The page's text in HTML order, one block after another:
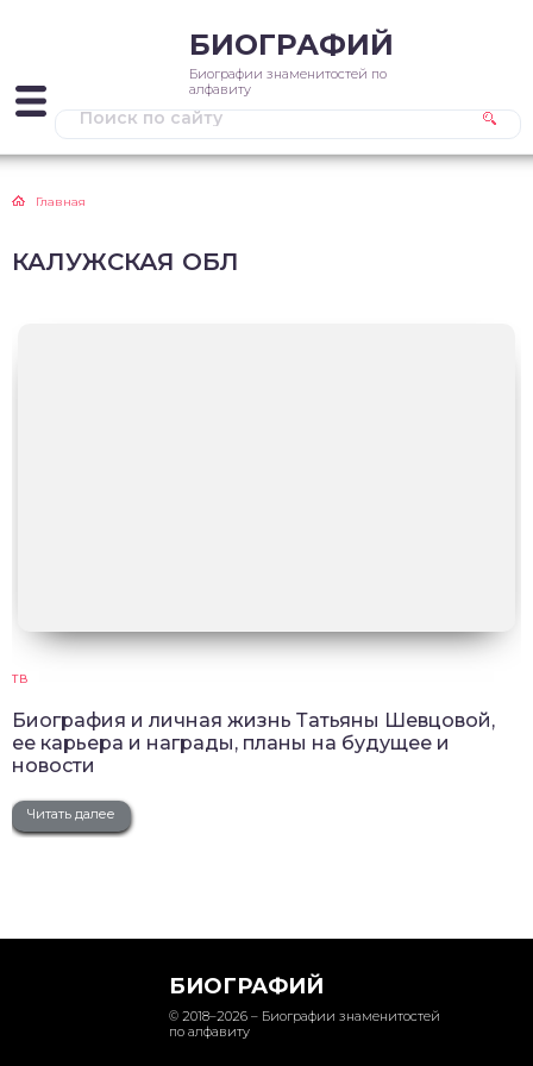
БИОГРАФИЙ
Биографии знаменитостей по
алфавиту
Главная
КАЛУЖСКАЯ ОБЛ
ТВ
Биография и личная жизнь Татьяны Шевцовой,
ее карьера и награды, планы на будущее и
новости
Читать далее
БИОГРАФИЙ
© 2018–2026 – Биографии знаменитостей
по алфавиту